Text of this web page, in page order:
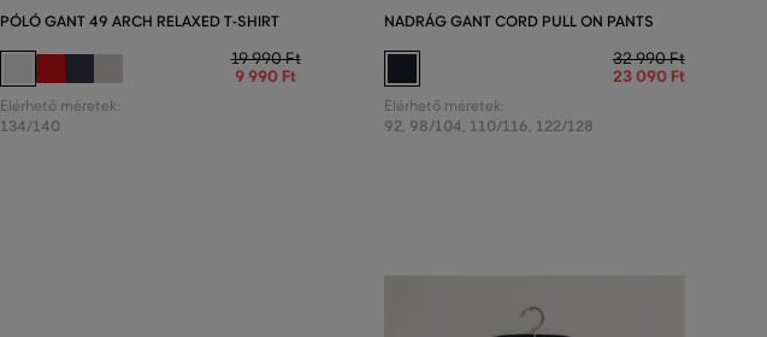
PÓLÓ GANT 49 ARCH RELAXED T-SHIRT
19 990 Ft
9 990 Ft
Elérhető méretek:
134/140
NADRÁG GANT CORD PULL ON PANTS
32 990 Ft
23 090 Ft
Elérhető méretek:
92, 98/104, 110/116, 122/128